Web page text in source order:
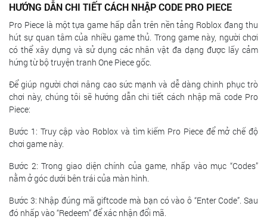
HƯỚNG DẪN CHI TIẾT CÁCH NHẬP CODE PRO PIECE
Pro Piece là một tựa game hấp dẫn trên nền tảng Roblox đang thu
hút sự quan tâm của nhiều game thủ. Trong game này, người chơi
có thể xây dựng và sử dụng các nhân vật đa dạng được lấy cảm
hứng từ bộ truyện tranh One Piece gốc.
Để giúp người chơi nâng cao sức mạnh và dễ dàng chinh phục trò
chơi này, chúng tôi sẽ hướng dẫn chi tiết cách nhập mã code Pro
Piece:
Bước 1: Truy cập vào Roblox và tìm kiếm Pro Piece để mở chế độ
chơi game này.
Bước 2: Trong giao diện chính của game, nhấp vào mục “Codes”
nằm ở góc dưới bên trái của màn hình.
Bước 3: Nhập đúng mã giftcode mà bạn có vào ô “Enter Code”. Sau
đó nhấp vào “Redeem” để xác nhận đổi mã.